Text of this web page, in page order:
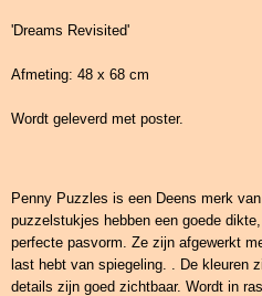
'Dreams Revisited'
Afmeting: 48 x 68 cm
Wordt geleverd met poster.
Penny Puzzles is een Deens merk
puzzelstukjes hebben een goede
perfecte pasvorm. Ze zijn afgewerkt
last hebt van spiegeling. . De kleuren
details zijn goed zichtbaar. Wordt in